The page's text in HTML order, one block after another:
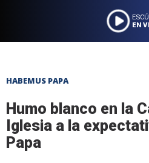
EN
HABEMUS PAPA
Humo blanco en la
Iglesia a la
Papa